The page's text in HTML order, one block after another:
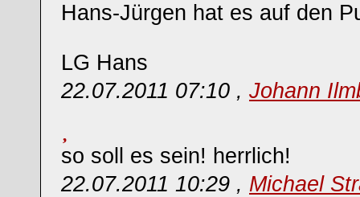
Hans-Jürgen hat es auf den
LG Hans
22.07.2011 07:10 , Johann
so soll es sein! herrlich!
22.07.2011 10:29 , Michael